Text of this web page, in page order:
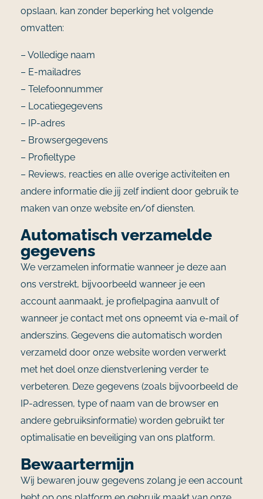
opslaan, kan zonder beperking het volgende
omvatten:
– Volledige naam
– E-mailadres
– Telefoonnummer
– Locatiegegevens
– IP-adres
– Browsergegevens
– Profieltype
– Reviews, reacties en alle overige activiteiten en
andere informatie die jij zelf indient door gebruik te
maken van onze website en/of diensten.
Automatisch verzamelde
gegevens
We verzamelen informatie wanneer je deze aan
ons verstrekt, bijvoorbeeld wanneer je een
account aanmaakt, je profielpagina aanvult of
wanneer je contact met ons opneemt via e-mail of
anderszins. Gegevens die automatisch worden
verzameld door onze website worden verwerkt
met het doel onze dienstverlening verder te
verbeteren. Deze gegevens (zoals bijvoorbeeld de
IP-adressen, type of naam van de browser en
andere gebruiksinformatie) worden gebruikt ter
optimalisatie en beveiliging van ons platform.
Bewaartermijn
Wij bewaren jouw gegevens zolang je een account